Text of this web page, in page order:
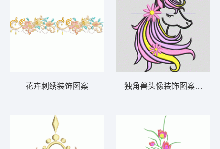
花卉刺绣装饰图案 独角兽头像装饰图案 独角兽